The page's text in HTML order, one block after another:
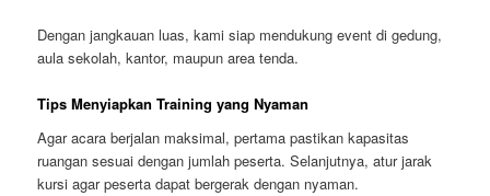
Dengan jangkauan luas, kami siap mendukung event di gedung,
aula sekolah, kantor, maupun area tenda.
Tips Menyiapkan Training yang Nyaman
Agar acara berjalan maksimal, pertama pastikan kapasitas
ruangan sesuai dengan jumlah peserta. Selanjutnya, atur jarak
kursi agar peserta dapat bergerak dengan nyaman.